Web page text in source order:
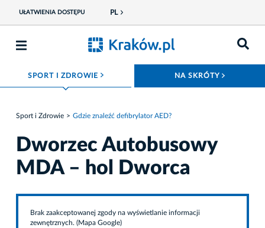
UŁATWIENIA DOSTĘPU PL
SPORT I ZDROWIE ROZWIŃ MENU NA SKRÓTY
Sport i Zdrowie Gdzie znaleźć defibrylator AED?
Dworzec Autobusowy
MDA – hol Dworca
Brak zaakceptowanej zgody na wyświetlanie informacji
zewnętrznych. (Mapa Google)